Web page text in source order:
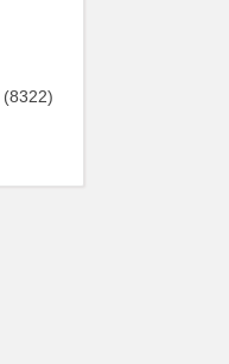
(8322)